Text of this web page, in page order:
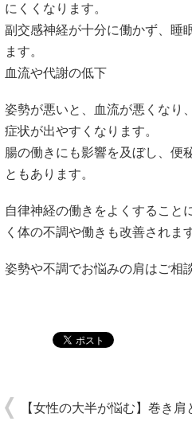
にくくなります。
副交感神経が十分に働かず、睡
ます。
血流や代謝の低下
姿勢が悪いと、血流が悪くなり
症状が出やすくなります。
腸の働きにも影響を及ぼし、便
ともあります。
自律神経の働きをよくすること
く体の不調や働きも改善されま
姿勢や不調でお悩みの肩はご相
【女性の大半が悩む】巻き肩